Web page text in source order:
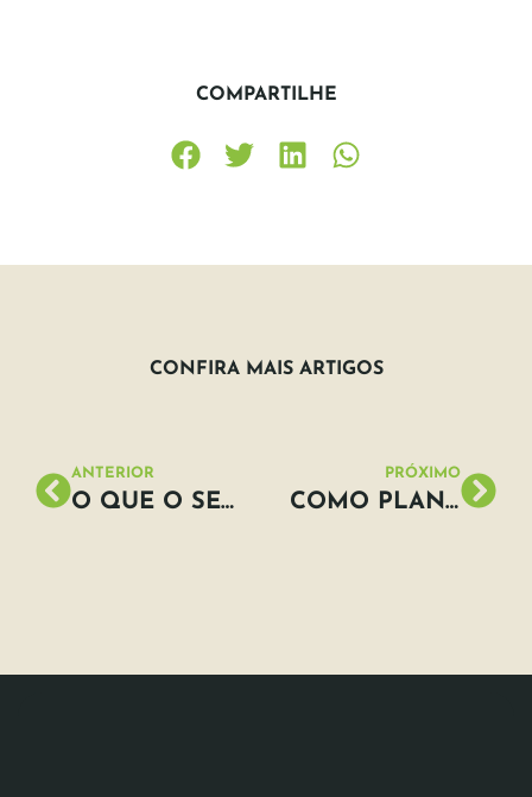
COMPARTILHE
CONFIRA MAIS ARTIGOS
ANTERIOR
O QUE O SEU EVENTO TEM A VER COM AS MUDANÇAS CLIMÁTICAS?
PRÓXIMO
COMO PLANEJAR UM EVENTO CORPORATIVO SUSTENTÁVEL